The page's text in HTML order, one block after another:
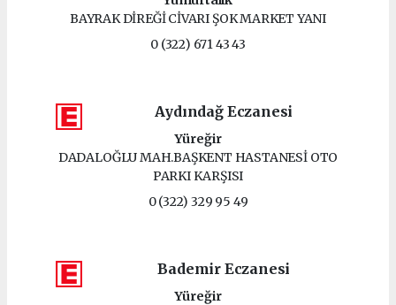
BAYRAK DİREĞİ CİVARI ŞOK MARKET YANI
0 (322) 671 43 43
Aydındağ Eczanesi
Yüreğir
DADALOĞLU MAH.BAŞKENT HASTANESİ OTO
PARKI KARŞISI
0 (322) 329 95 49
Bademir Eczanesi
Yüreğir